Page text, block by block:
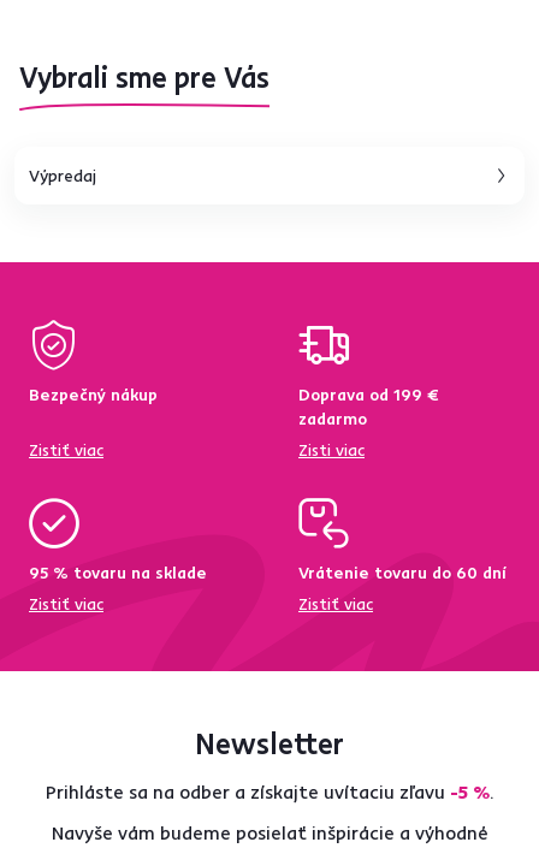
Vybrali sme pre Vás
Výpredaj
Bezpečný nákup
Zistiť viac
Doprava od 199 €
zadarmo
Zisti viac
95 % tovaru na sklade
Zistiť viac
Vrátenie tovaru do 60 dní
Zistiť viac
Newsletter
Prihláste sa na odber a získajte uvítaciu zľavu -5 %.
Navyše vám budeme posielať inšpirácie a výhodné